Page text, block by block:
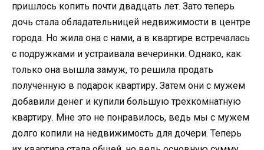
пришлось копить почти двадцать лет. Зато теперь
дочь стала обладательницей недвижимости в центре
города. Но жила она с нами, а в квартире встречалась
с подружками и устраивала вечеринки. Однако, как
только она вышла замуж, то решила продать
полученную в подарок квартиру. Затем они с мужем
добавили денег и купили большую трехкомнатную
квартиру. Мне это не понравилось, ведь мы с мужем
долго копили на недвижимость для дочери. Теперь